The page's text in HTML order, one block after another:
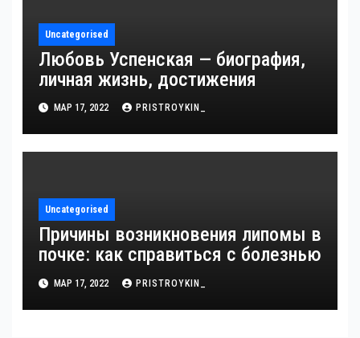
Uncategorised
Любовь Успенская — биография,
личная жизнь, достижения
МАР 17, 2022 PRISTROYKIN_
Uncategorised
Причины возникновения липомы в
почке: как справиться с болезнью
МАР 17, 2022 PRISTROYKIN_